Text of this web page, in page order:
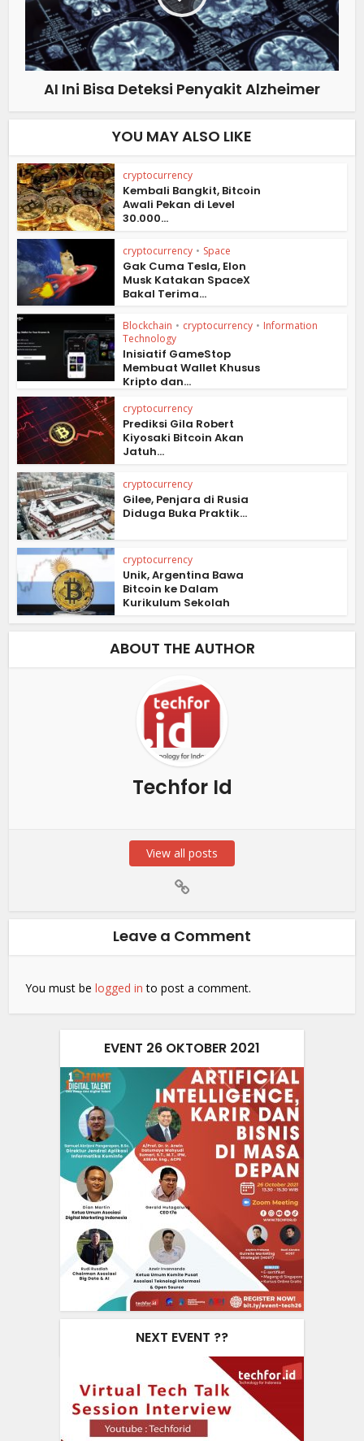
AI Ini Bisa Deteksi Penyakit Alzheimer
YOU MAY ALSO LIKE
cryptocurrency
Kembali Bangkit, Bitcoin
Awali Pekan di Level
30.000...
cryptocurrency • Space
Gak Cuma Tesla, Elon
Musk Katakan SpaceX
Bakal Terima...
Blockchain • cryptocurrency • Information
Technology
Inisiatif GameStop
Membuat Wallet Khusus
Kripto dan...
cryptocurrency
Prediksi Gila Robert
Kiyosaki Bitcoin Akan
Jatuh...
cryptocurrency
Gilee, Penjara di Rusia
Diduga Buka Praktik...
cryptocurrency
Unik, Argentina Bawa
Bitcoin ke Dalam
Kurikulum Sekolah
ABOUT THE AUTHOR
Techfor Id
View all posts
Leave a Comment
You must belogged in to post a comment.
EVENT 26 OKTOBER 2021
NEXT EVENT ??